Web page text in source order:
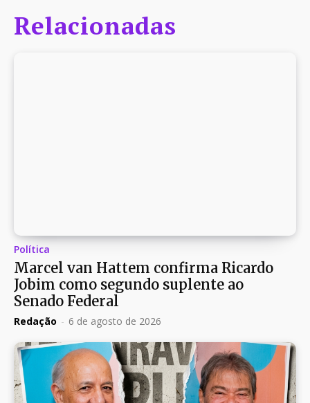
Relacionadas
Política
Marcel van Hattem confirma Ricardo
Jobim como segundo suplente ao
Senado Federal
Redação - 6 de agosto de 2026